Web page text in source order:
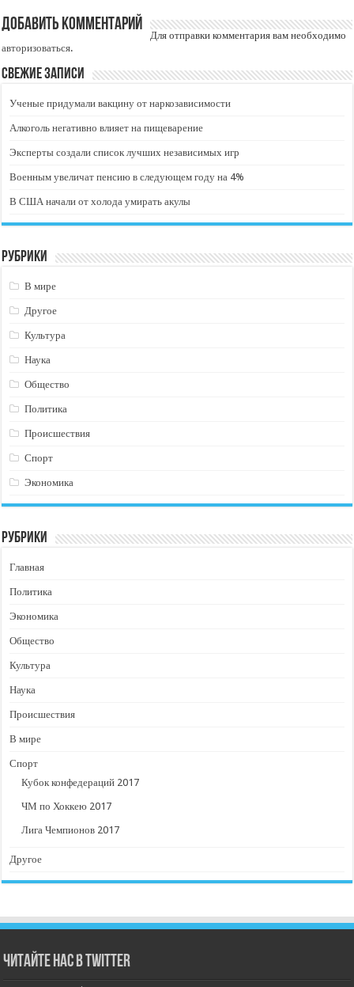
Добавить комментарий
Для отправки комментария вам необходимо
авторизоваться.
Свежие записи
Ученые придумали вакцину от наркозависимости
Алкоголь негативно влияет на пищеварение
Эксперты создали список лучших независимых игр
Военным увеличат пенсию в следующем году на 4%
В США начали от холода умирать акулы
Рубрики
В мире
Другое
Культура
Наука
Общество
Политика
Происшествия
Спорт
Экономика
Рубрики
Главная
Политика
Экономика
Общество
Культура
Наука
Происшествия
В мире
Спорт
Кубок конфедераций 2017
ЧМ по Хоккею 2017
Лига Чемпионов 2017
Другое
Читайте нас в Twitter